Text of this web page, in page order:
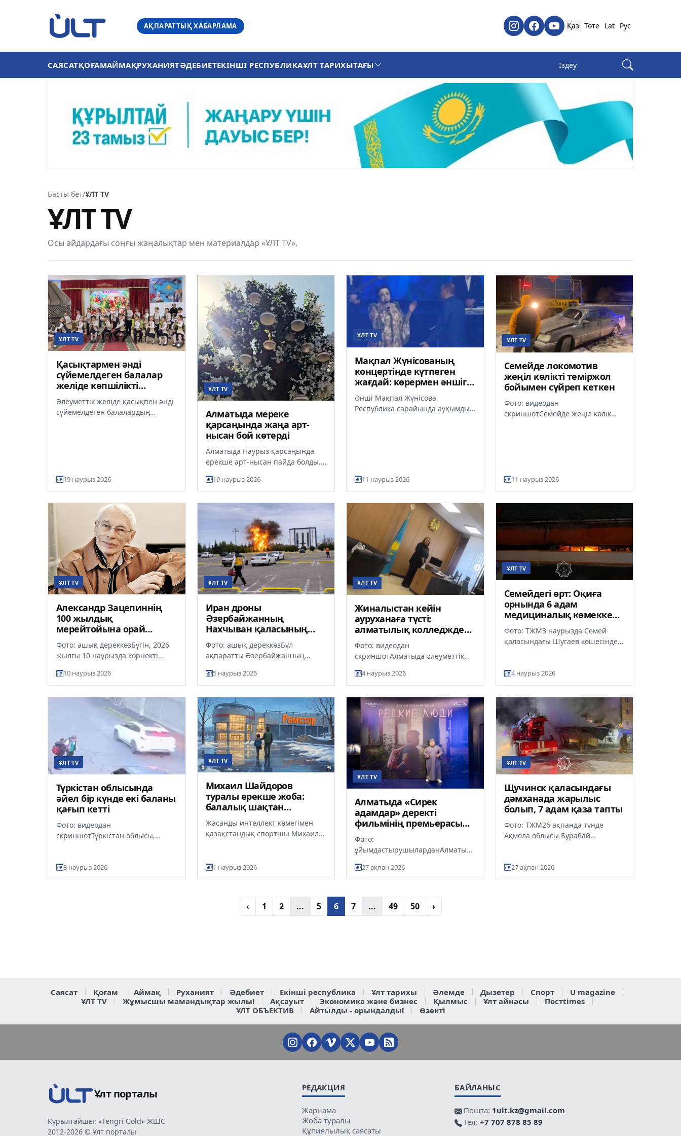
АҚПАРАТТЫҚ ХАБАРЛАМА Қаз Төте Lat Рус
САЯСАТҚОҒАМАЙМАҚРУХАНИЯТӘДЕБИЕТЕКІНШІ РЕСПУБЛИКАҰЛТ ТАРИХЫТАҒЫ
Басты бет/ҰЛТ TV
ҰЛТ TV
Осы айдардағы соңғы жаңалықтар мен материалдар «ҰЛТ TV».
ҰЛТ TV
Қасықтармен әнді
сүйемелдеген балалар
желіде көпшілікті
сүйсінтті
Әлеуметтік желіде қасықпен әнді
сүйемелдеген балалардың
19 наурыз 2026
ҰЛТ TV
Алматыда мереке
қарсаңында жаңа арт-
нысан бой көтерді
Алматыда Наурыз қарсаңында
ерекше арт-нысан пайда болды.
алдында биіктігі 12 метрлік «Б...
19 наурыз 2026
ҰЛТ TV
Мақпал Жүнісованың
концертінде күтпеген
жағдай: көрермен әншіге
салмақ тастауға кеңес
берді
Әнші Мақпал Жүнісова
Республика сарайында ауқымды
11 наурыз 2026
ҰЛТ TV
Семейде локомотив
жеңіл көлікті теміржол
бойымен сүйреп кеткен
Фото: видеодан
скриншотСемейде жеңіл көлік
11 наурыз 2026
ҰЛТ TV
Александр Зацепиннің
100 жылдық
мерейтойына орай
Алматыда
композитордың
қолжазбалары
таныстырылды
Фото: ашық дереккөзБүгін, 2026
жылғы 10 наурызда көрнекті
100 жасқа толды, деп хабарла...
10 наурыз 2026
ҰЛТ TV
Иран дроны
Әзербайжанның
Нахчыван қаласының
әуежайына құлады
Фото: ашық дереккөзБұл
ақпаратты Әзербайжанның
растады.Дронның бірі
халықаралық әуежай ғим...
5 наурыз 2026
ҰЛТ TV
Жиналыстан кейін
ауруханаға түсті:
алматылық колледжде
жанжал шықты
Фото: видеодан
скриншотАлматыда әлеуметтік
жатқан оқиға қоғам назарын
аудартты. Қалалық т...
4 наурыз 2026
ҰЛТ TV
Семейдегі өрт: Оқиға
орнында 6 адам
медициналық көмекке
жүгінді
Фото: ТЖМ3 наурызда Семей
қаласындағы Шугаев көшесінде
Медициналық көм...
4 наурыз 2026
ҰЛТ TV
Түркістан облысында
әйел бір күнде екі баланы
қағып кетті
Фото: видеодан
скриншотТүркістан облысы,
тұрғын бір күннің іші...
3 наурыз 2026
ҰЛТ TV
Михаил Шайдоров
туралы ерекше жоба:
балалық шақтан
Олимпиада жеңісіне
дейін
Жасанды интеллект көмегімен
қазақстандық спортшы Михаил
жең...
1 наурыз 2026
ҰЛТ TV
Алматыда «Сирек
адамдар» деректі
фильмінің премьерасы
өтті
Фото:
ұйымдастырушыларданАлматыда
аурулары бар
қазақстандықтардың өміріне
27 ақпан 2026
ҰЛТ TV
Щучинск қаласындағы
дәмханада жарылыс
болып, 7 адам қаза тапты
Фото: ТЖМ26 ақпанда түнде
Ақмола облысы Бурабай
жарылыс болды, деп х...
27 ақпан 2026
‹ 1 2 ... 5 6 7 ... 49 50 ›
Саясат Қоғам Аймақ Руханият Әдебиет Екінші республика Ұлт тарихы Әлемде Дызетер Спорт
U magazine
ҰЛТ TV
Жұмысшы мамандықтар жылы! Ақсауыт Экономика және бизнес Қылмыс Ұлт айнасы
Постtimes
ҰЛТ ОБЪЕКТИВ
Айтылды - орындалды! Өзекті
Ұлт порталы
Құрылтайшы: «Tengri Gold» ЖШС
2012-2026 © Ұлт порталы
РЕДАКЦИЯ
Жарнама
Жоба туралы
Құпиялылық саясаты
БАЙЛАНЫС
Пошта: 1ult.kz@gmail.com
Тел: +7 707 878 85 89